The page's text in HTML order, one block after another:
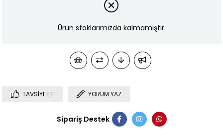
Ürün stoklarımızda kalmamıştır.
TAVSIYE ET YORUM YAZ
Sipariş Destek